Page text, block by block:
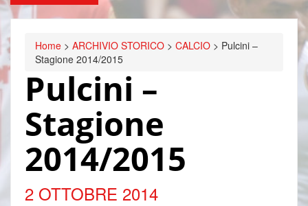
Home > ARCHIVIO STORICO > CALCIO > Pulcini –
Stagione 2014/2015
Pulcini –
Stagione
2014/2015
2 OTTOBRE 2014